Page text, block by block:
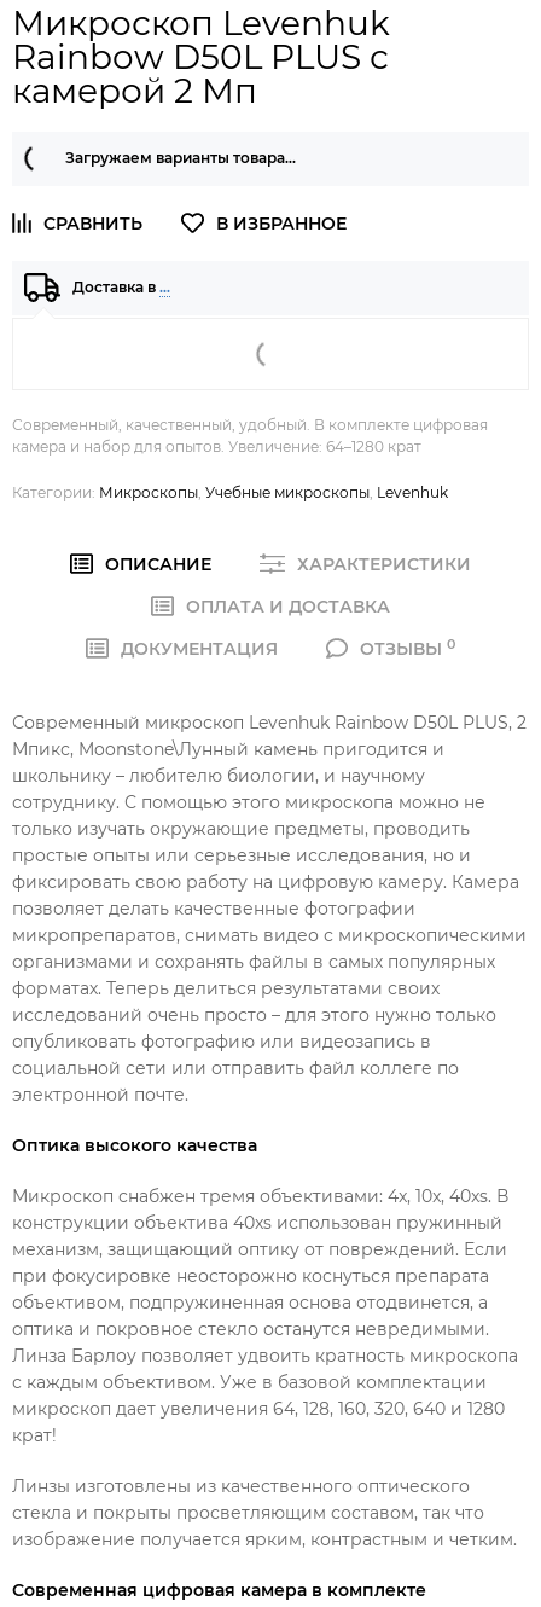
Микроскоп Levenhuk
Rainbow D50L PLUS с
камерой 2 Мп
Загружаем варианты товара…
Доставка в …
Современный, качественный, удобный. В комплекте цифровая
камера и набор для опытов. Увеличение: 64–1280 крат
Категории: Микроскопы Учебные микроскопы Levenhuk
ОПИСАНИЕ
ХАРАКТЕРИСТИКИ
ОПЛАТА И ДОСТАВКА
ДОКУМЕНТАЦИЯ
ОТЗЫВЫ0
Современный микроскоп Levenhuk Rainbow D50L PLUS, 2
Мпикс, Moonstone\Лунный камень пригодится и
школьнику – любителю биологии, и научному
сотруднику. С помощью этого микроскопа можно не
только изучать окружающие предметы, проводить
простые опыты или серьезные исследования, но и
фиксировать свою работу на цифровую камеру. Камера
позволяет делать качественные фотографии
микропрепаратов, снимать видео с микроскопическими
организмами и сохранять файлы в самых популярных
форматах. Теперь делиться результатами своих
исследований очень просто – для этого нужно только
опубликовать фотографию или видеозапись в
социальной сети или отправить файл коллеге по
электронной почте.
Оптика высокого качества
Микроскоп снабжен тремя объективами: 4x, 10x, 40xs. В
конструкции объектива 40xs использован пружинный
механизм, защищающий оптику от повреждений. Если
при фокусировке неосторожно коснуться препарата
объективом, подпружиненная основа отодвинется, а
оптика и покровное стекло останутся невредимыми.
Линза Барлоу позволяет удвоить кратность микроскопа
с каждым объективом. Уже в базовой комплектации
микроскоп дает увеличения 64, 128, 160, 320, 640 и 1280
крат!
Линзы изготовлены из качественного оптического
стекла и покрыты просветляющим составом, так что
изображение получается ярким, контрастным и четким.
Современная цифровая камера в комплекте